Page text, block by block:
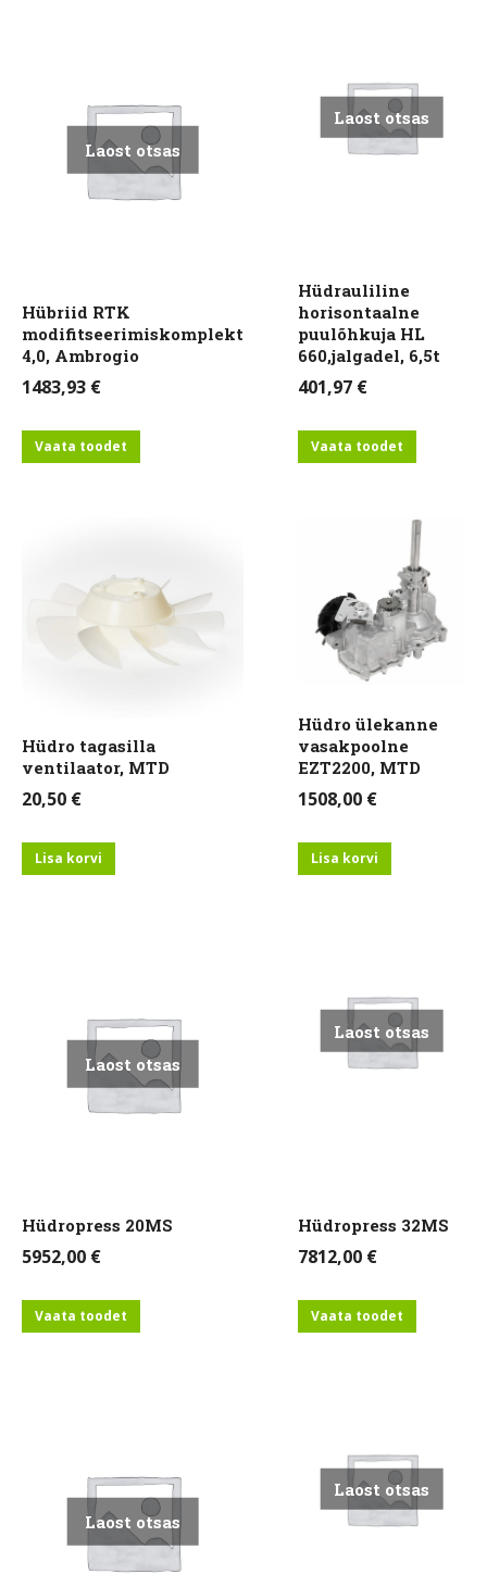
Laost otsas
Hübriid RTK
modifitseerimiskomplekt
4,0, Ambrogio
1483,93 €
Vaata toodet
Laost otsas
Hüdrauliline
horisontaalne
puulõhkuja HL
660,jalgadel, 6,5t
401,97 €
Vaata toodet
Hüdro tagasilla
ventilaator, MTD
20,50 €
Lisa korvi
Hüdro ülekanne
vasakpoolne
EZT2200, MTD
1508,00 €
Lisa korvi
Laost otsas
Hüdropress 20MS
5952,00 €
Vaata toodet
Laost otsas
Hüdropress 32MS
7812,00 €
Vaata toodet
Laost otsas
Laost otsas